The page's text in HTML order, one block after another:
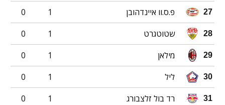
27 פ.ס.וו איינדהובן 1
0
28 שטוטגרט 1
0
29 מילאן 1
0
30 ליל 1
0
31 רד בול זלצבורג 1
0